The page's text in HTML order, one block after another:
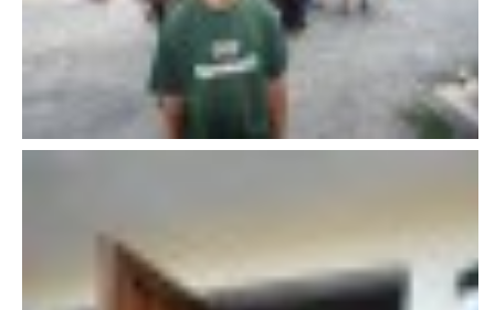
SEZNAM ČLENŮ SDH
MLADÍ HASIČI
VAROVÁNÍ OBYVATELSTVA